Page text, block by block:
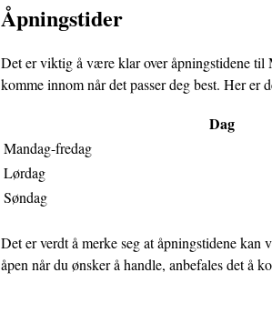
Åpningstider
Det er viktig å være klar over åpningstidene til
komme innom når det passer deg best. Her er
Dag
Mandag-fredag
Lørdag
Søndag
Det er verdt å merke seg at åpningstidene
åpen når du ønsker å handle, anbefales det å